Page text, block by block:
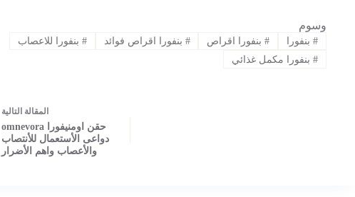
وسوم
#بنفورا #بنفورا اقراص # بنفورا اقراص فوائد # بنفورا للاعصاب
#بنفورا مكمل غذائي
المقالة التالية
حقن اومنيفورا omnevora
دواعى الأستعمال للأنتصاب
والأعصاب واهم الأضرار